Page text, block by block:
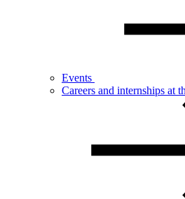
Events
Careers and internships at